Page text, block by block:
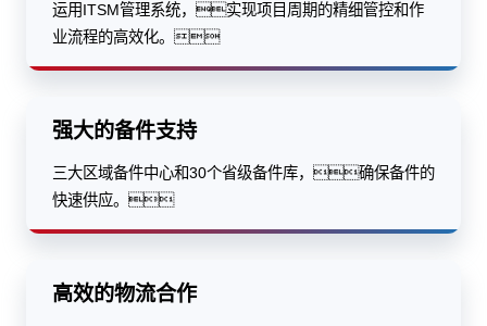
运用ITSM管理系统，实现项目周期的精细管控和作
业流程的高效化。
强大的备件支持
三大区域备件中心和30个省级备件库，确保备件的
快速供应。
高效的物流合作